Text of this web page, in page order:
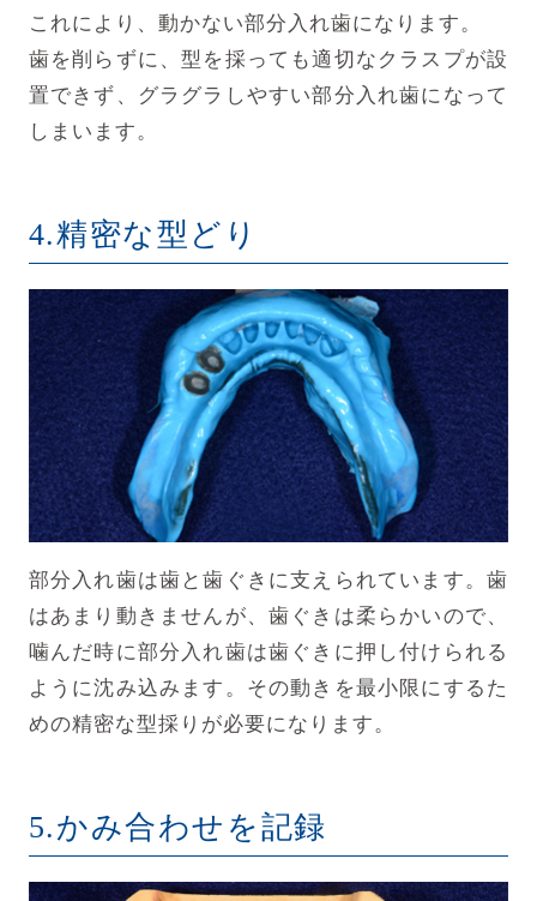
これにより、動かない部分入れ歯になります。
歯を削らずに、型を採っても適切なクラスプが設
置できず、グラグラしやすい部分入れ歯になって
しまいます。
4.精密な型どり
部分入れ歯は歯と歯ぐきに支えられています。歯
はあまり動きませんが、歯ぐきは柔らかいので、
噛んだ時に部分入れ歯は歯ぐきに押し付けられる
ように沈み込みます。その動きを最小限にするた
めの精密な型採りが必要になります。
5.かみ合わせを記録